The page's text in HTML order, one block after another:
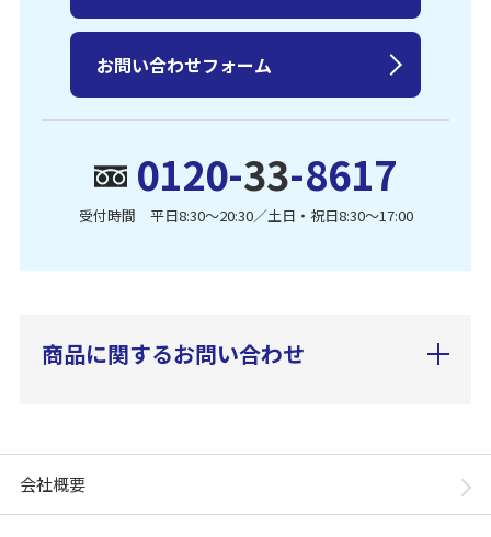
0120-33-8617
受付時間 平日8:30〜20:30／土日・祝日8:30〜17:00
お問い合わせフォーム
商品に関するお問い合わせ
会社概要